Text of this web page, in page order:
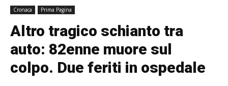
Cronaca Prima Pagina
Altro tragico schianto tra
auto: 82enne muore sul
colpo. Due feriti in ospedale